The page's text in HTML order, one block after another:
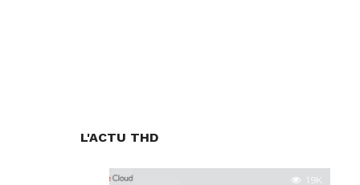
L'ACTU THD
1.9K